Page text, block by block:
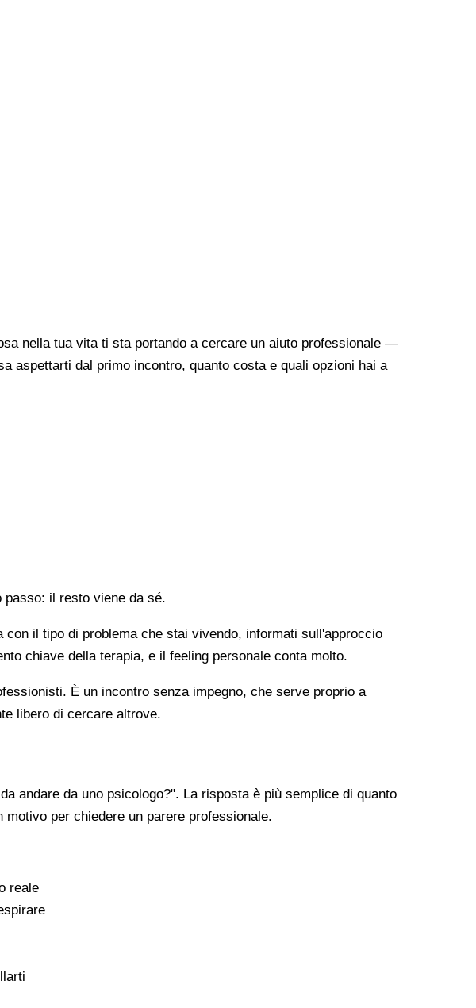
nella tua vita ti sta portando a cercare un aiuto professionale —
aspettarti dal primo incontro, quanto costa e quali opzioni hai a
il resto viene da sé.
il tipo di problema che stai vivendo, informati sull'approccio
chiave della terapia, e il feeling personale conta molto.
È un incontro senza impegno, che serve proprio a
libero di cercare altrove.
andare da uno psicologo?". La risposta è più semplice di quanto
per chiedere un parere professionale.
reale